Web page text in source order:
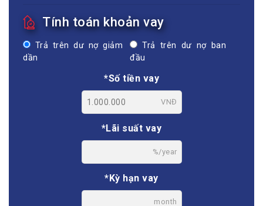
Tính toán khoản vay
Trả trên dư nợ giảm
Trả trên dư nợ ban
*Số tiền vay
VNĐ
*Lãi suất vay
%/year
*Kỳ hạn vay